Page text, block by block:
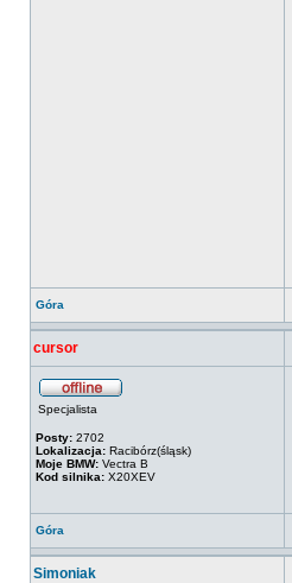
Góra
cursor
Specjalista
Posty: 2702
Lokalizacja: Racibórz(śląsk)
Moje BMW: Vectra B
Kod silnika: X20XEV
Góra
Simoniak